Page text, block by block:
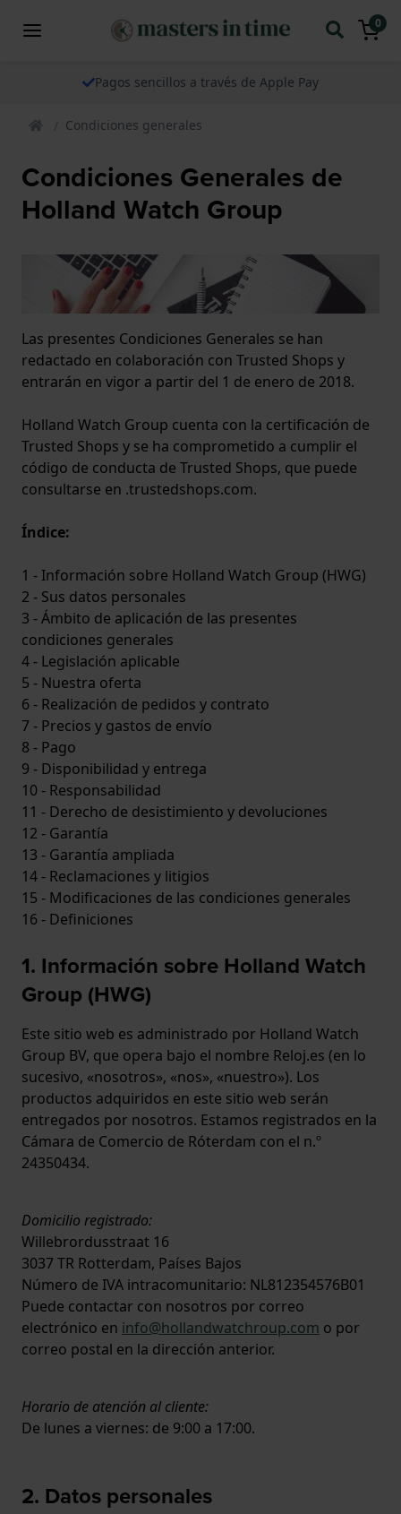
0
Pagos sencillos a través de Apple Pay
Condiciones generales
Condiciones Generales de
Holland Watch Group
Las presentes Condiciones Generales se han
redactado en colaboración con Trusted Shops y
entrarán en vigor a partir del 1 de enero de 2018.
Holland Watch Group cuenta con la certificación de
Trusted Shops y se ha comprometido a cumplir el
código de conducta de Trusted Shops, que puede
consultarse en .trustedshops.com.
Índice:
1 - Información sobre Holland Watch Group (HWG)
2 - Sus datos personales
3 - Ámbito de aplicación de las presentes
condiciones generales
4 - Legislación aplicable
5 - Nuestra oferta
6 - Realización de pedidos y contrato
7 - Precios y gastos de envío
8 - Pago
9 - Disponibilidad y entrega
10 - Responsabilidad
11 - Derecho de desistimiento y devoluciones
12 - Garantía
13 - Garantía ampliada
14 - Reclamaciones y litigios
15 - Modificaciones de las condiciones generales
16 - Definiciones
1. Información sobre Holland Watch
Group (HWG)
Este sitio web es administrado por Holland Watch
Group BV, que opera bajo el nombre Reloj.es (en lo
sucesivo, «nosotros», «nos», «nuestro»). Los
productos adquiridos en este sitio web serán
entregados por nosotros. Estamos registrados en la
Cámara de Comercio de Róterdam con el n.º
24350434.
Domicilio registrado:
Willebrordusstraat 16
3037 TR Rotterdam, Países Bajos
Número de IVA intracomunitario: NL812354576B01
Puede contactar con nosotros por correo
electrónico en info@hollandwatchroup.com o por
correo postal en la dirección anterior.
Horario de atención al cliente:
De lunes a viernes: de 9:00 a 17:00.
2. Datos personales